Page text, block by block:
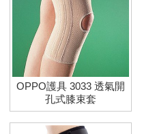
OPPO護具 3033 透氣開
孔式膝束套